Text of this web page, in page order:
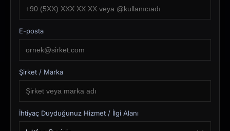
E-posta
Şirket / Marka
İhtiyaç Duyduğunuz Hizmet / İlgi Alanı